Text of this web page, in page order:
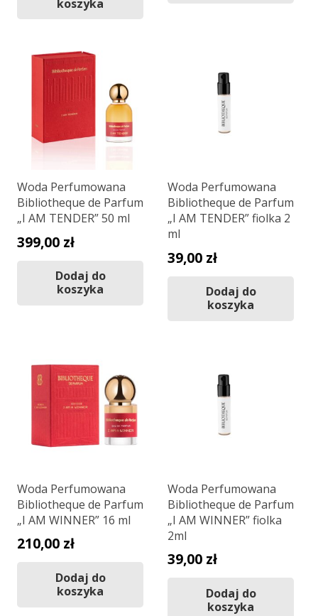
koszyka
Woda Perfumowana
Bibliotheque de Parfum
„I AM TENDER” 50 ml
399,00 zł
Dodaj do
koszyka
Woda Perfumowana
Bibliotheque de Parfum
„I AM TENDER” fiolka 2
ml
39,00 zł
Dodaj do
koszyka
Woda Perfumowana
Bibliotheque de Parfum
„I AM WINNER” 16 ml
210,00 zł
Dodaj do
koszyka
Woda Perfumowana
Bibliotheque de Parfum
„I AM WINNER” fiolka
2ml
39,00 zł
Dodaj do
koszyka